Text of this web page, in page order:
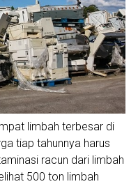
limbah terbesar di
tiap tahunnya harus
racun dari limbah
500 ton limbah